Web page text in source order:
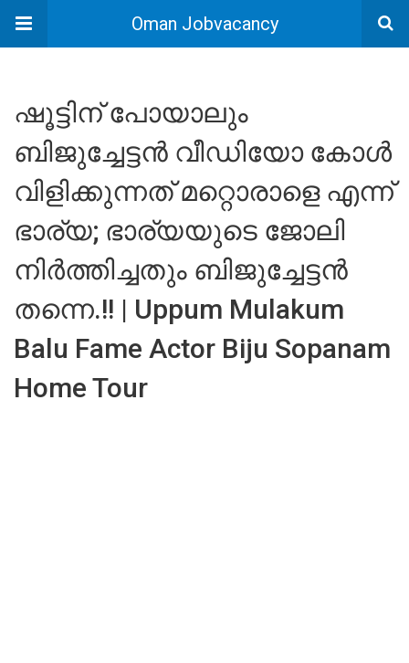
Oman Jobvacancy
ഷൂട്ടിന് പോയാലും
ബിജുച്ചേട്ടൻ വീഡിയോ കോൾ
വിളിക്കുന്നത് മറ്റൊരാളെ എന്ന്
ഭാര്യ; ഭാര്യയുടെ ജോലി
നിർത്തിച്ചതും ബിജുച്ചേട്ടൻ
തന്നെ.!! | Uppum Mulakum
Balu Fame Actor Biju Sopanam
Home Tour